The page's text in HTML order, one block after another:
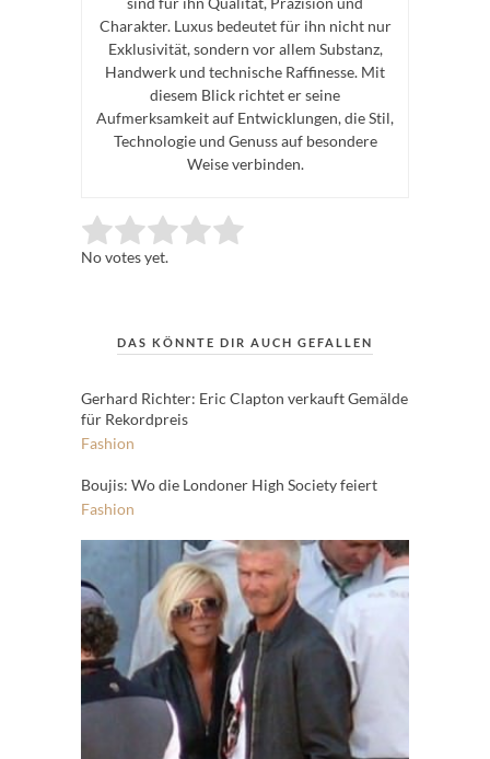
Charakter. Luxus bedeutet für ihn nicht nur
Exklusivität, sondern vor allem Substanz,
Handwerk und technische Raffinesse. Mit
diesem Blick richtet er seine
Aufmerksamkeit auf Entwicklungen, die Stil,
Technologie und Genuss auf besondere
Weise verbinden.
Rate this item: Submit Rating
No votes yet.
DAS KÖNNTE DIR AUCH GEFALLEN
Gerhard Richter: Eric Clapton verkauft Gemälde
für Rekordpreis
Fashion
Boujis: Wo die Londoner High Society feiert
Fashion